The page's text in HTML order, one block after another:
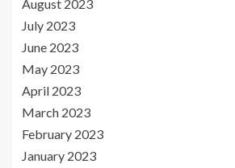
August 2023
July 2023
June 2023
May 2023
April 2023
March 2023
February 2023
January 2023